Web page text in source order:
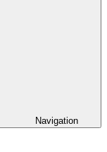
Navigation